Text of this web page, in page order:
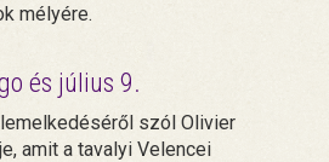
mélyére.
és július 9.
szól Olivier
amit a tavalyi Velencei